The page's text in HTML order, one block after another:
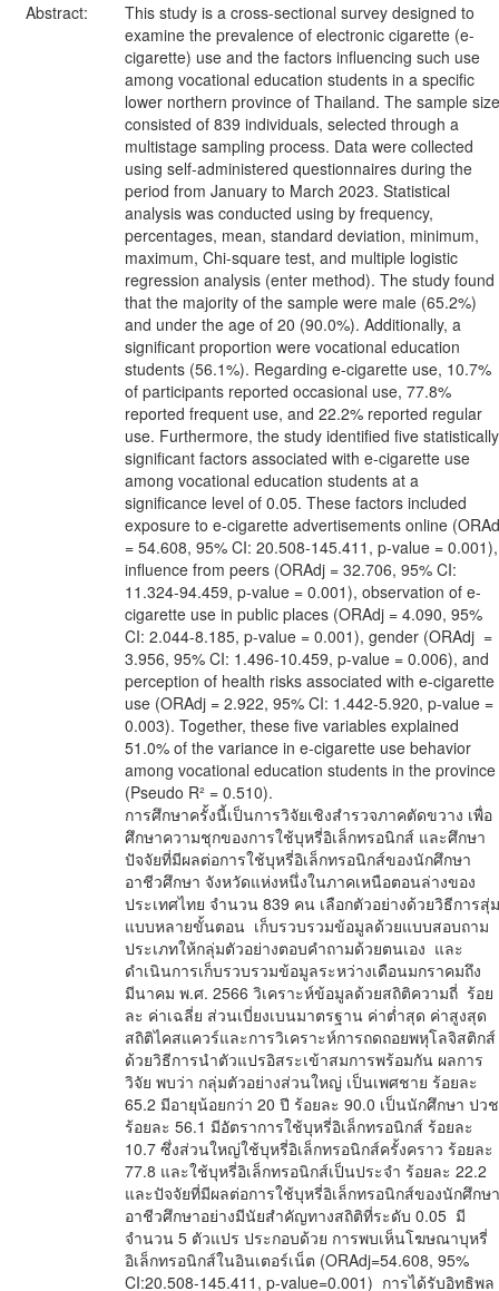
Abstract:
This study is a cross-sectional survey designed to
examine the prevalence of electronic cigarette (e-
cigarette) use and the factors influencing such use
among vocational education students in a specific
lower northern province of Thailand. The sample size
consisted of 839 individuals, selected through a
multistage sampling process. Data were collected
using self-administered questionnaires during the
period from January to March 2023. Statistical
analysis was conducted using by frequency,
percentages, mean, standard deviation, minimum,
maximum, Chi-square test, and multiple logistic
regression analysis (enter method). The study found
that the majority of the sample were male (65.2%)
and under the age of 20 (90.0%). Additionally, a
significant proportion were vocational education
students (56.1%). Regarding e-cigarette use, 10.7%
of participants reported occasional use, 77.8%
reported frequent use, and 22.2% reported regular
use. Furthermore, the study identified five statistically
significant factors associated with e-cigarette use
among vocational education students at a
significance level of 0.05. These factors included
exposure to e-cigarette advertisements online
= 54.608, 95% CI: 20.508-145.411, p-value = 0.001),
influence from peers (ORAdj = 32.706, 95% CI:
11.324-94.459, p-value = 0.001), observation of e-
cigarette use in public places (ORAdj = 4.090, 95%
CI: 2.044-8.185, p-value = 0.001), gender (ORAdj =
3.956, 95% CI: 1.496-10.459, p-value = 0.006), and
perception of health risks associated with e-cigarette
use (ORAdj = 2.922, 95% CI: 1.442-5.920, p-value =
0.003). Together, these five variables explained
51.0% of the variance in e-cigarette use behavior
among vocational education students in the province
(Pseudo R² = 0.510).
การศึกษาครั้งนี้เป็นการวิจัยเชิงสำรวจภาคตัดขวาง เพื่อ
ศึกษาความชุกของการใช้บุหรี่อิเล็กทรอนิกส์ และศึกษา
ปัจจัยที่มีผลต่อการใช้บุหรี่อิเล็กทรอนิกส์ของนักศึกษา
อาชีวศึกษา จังหวัดแห่งหนึ่งในภาคเหนือตอนล่างของ
ประเทศไทย จำนวน 839 คน เลือกตัวอย่างด้วยวิธีการสุ่ม
แบบหลายขั้นตอน เก็บรวบรวมข้อมูลด้วยแบบสอบถาม
ประเภทให้กลุ่มตัวอย่างตอบคำถามด้วยตนเอง และ
ดำเนินการเก็บรวบรวมข้อมูลระหว่างเดือนมกราคมถึง
มีนาคม พ.ศ. 2566 วิเคราะห์ข้อมูลด้วยสถิติความถี่ ร้อย
ละ ค่าเฉลี่ย ส่วนเบี่ยงเบนมาตรฐาน ค่าต่ำสุด ค่าสูงสุด
สถิติไคสแควร์และการวิเคราะห์การถดถอยพหุโลจิสติกส์
ด้วยวิธีการนำตัวแปรอิสระเข้าสมการพร้อมกัน ผลการ
วิจัย พบว่า กลุ่มตัวอย่างส่วนใหญ่ เป็นเพศชาย ร้อยละ
65.2 มีอายุน้อยกว่า 20 ปี ร้อยละ 90.0 เป็นนักศึกษา ปว
ร้อยละ 56.1 มีอัตราการใช้บุหรี่อิเล็กทรอนิกส์ ร้อยละ
10.7 ซึ่งส่วนใหญ่ใช้บุหรี่อิเล็กทรอนิกส์ครั้งคราว ร้อยละ
77.8 และใช้บุหรี่อิเล็กทรอนิกส์เป็นประจำ ร้อยละ 22.2
และปัจจัยที่มีผลต่อการใช้บุหรี่อิเล็กทรอนิกส์ของนักศึกษา
อาชีวศึกษาอย่างมีนัยสำคัญทางสถิติที่ระดับ 0.05 มี
จำนวน 5 ตัวแปร ประกอบด้วย การพบเห็นโฆษณาบุหรี่
อิเล็กทรอนิกส์ในอินเตอร์เน็ต (ORAdj=54.608, 95%
CI:20.508-145.411, p-value=0.001) การได้รับอิทธิพล